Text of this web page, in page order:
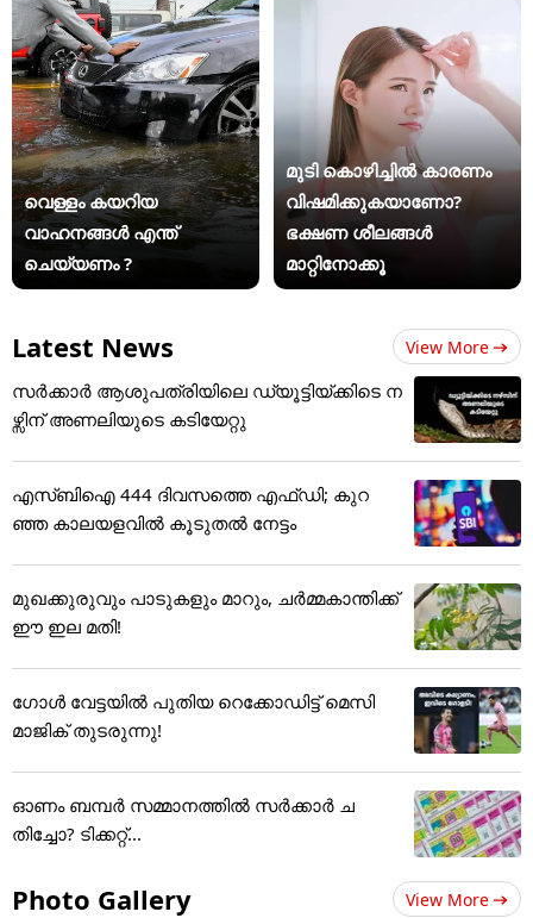
വെള്ളം കയറിയ
വാഹനങ്ങൾ എന്ത്
ചെയ്യണം ?
മുടി കൊഴിച്ചിൽ കാരണം
വിഷമിക്കുകയാണോ?
ഭക്ഷണ ശീലങ്ങൾ
മാറ്റിനോക്കൂ
Latest News View More
സർക്കാർ ആശുപത്രിയിലെ ഡ്യൂട്ടിയ്ക്കിടെ ന
ഴ്സിന് അ‌ണലിയുടെ കടിയേറ്റു
എസ്ബിഐ 444 ദിവസത്തെ എഫ്ഡി; കുറ
ഞ്ഞ കാലയളവില്‍ കൂടുതല്‍ നേട്ടം
മുഖക്കുരുവും പാടുകളും മാറും, ചർമ്മകാന്തിക്ക്
ഈ ഇല മതി!
ഗോൾ വേട്ടയിൽ പുതിയ റെക്കോഡിട്ട് ​മെസി
മാജിക് തുടരുന്നു!
ഓണം ബമ്പര്‍ സമ്മാനത്തില്‍ സര്‍ക്കാര്‍ ച
തിച്ചോ? ടിക്കറ്റ്...
Photo Gallery View More